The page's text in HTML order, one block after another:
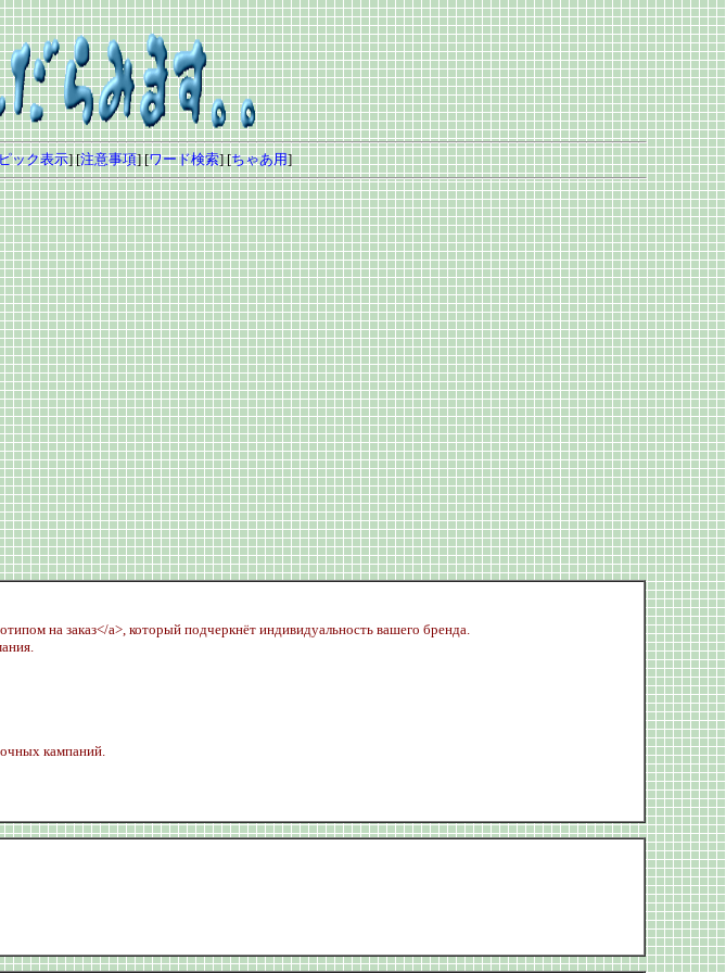
ック表示] [注意事項] [ワード検索] [ちゃあ用]
на заказ</a>, который подчеркнёт индивидуальность вашего бренда.
кампаний.